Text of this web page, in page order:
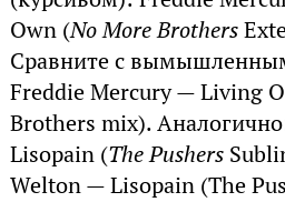
Own (No More Brothers
Сравните с
Freddie Mercury — Living
Brothers mix).
Lisopain (The Pushers
Welton — Lisopain (The